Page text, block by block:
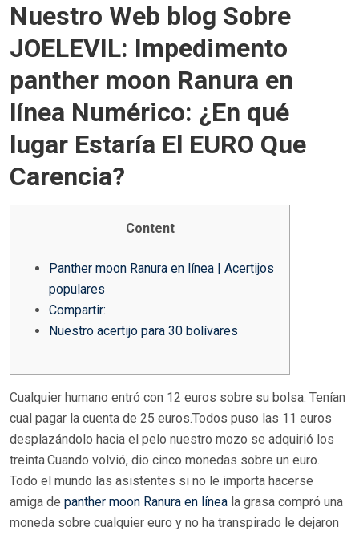
S
E
D
Nuestro Web blog Sobre
JOELEVIL: Impedimento
panther moon Ranura en
línea Numérico: ¿En qué
lugar Estaría El EURO Que
Carencia?
Content
Panther moon Ranura en línea | Acertijos
populares
Compartir:
Nuestro acertijo para 30 bolívares
Cualquier humano entró con 12 euros sobre su bolsa. Tenían
cual pagar la cuenta de 25 euros.Todos puso las 11 euros
desplazándolo hacia el pelo nuestro mozo se adquirió los
treinta.Cuando volvió, dio cinco monedas sobre un euro.
Todo el mundo las asistentes si no le importa hacerse
amiga de panther moon Ranura en línea la grasa compró una
moneda sobre cualquier euro y no ha transpirado le dejaron